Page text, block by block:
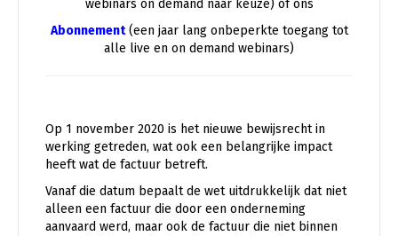
webinars on demand naar keuze) of ons
Abonnement(een jaar lang onbeperkte toegang tot
alle live en on demand webinars)
Op 1 november 2020 is het nieuwe bewijsrecht in
werking getreden, wat ook een belangrijke impact
heeft wat de factuur betreft.
Vanaf die datum bepaalt de wet uitdrukkelijk dat niet
alleen een factuur die door een onderneming
aanvaard werd, maar ook de factuur die niet binnen